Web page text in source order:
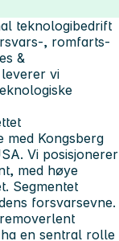
teknologibedrift
, romfarts-
&
vi
med Kongsberg
Vi posisjonerer
med høye
Segmentet
forsvarsevne.
en sentral rolle